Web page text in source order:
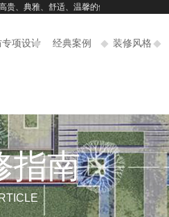
、舒适、温馨的健康家园！（敢为人先，
专项设计 经典案例 装修风格
指南